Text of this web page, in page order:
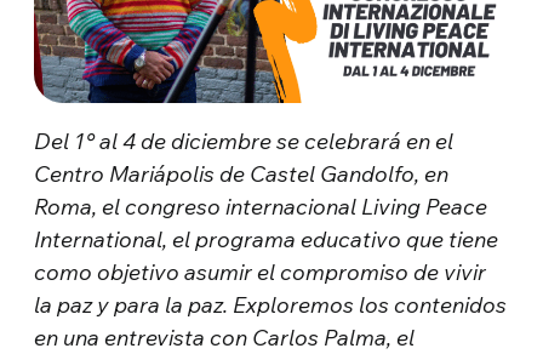
Del 1° al 4 de diciembre se celebrará en el
Centro Mariápolis de Castel Gandolfo, en
Roma, el congreso internacional Living Peace
International, el programa educativo que tiene
como objetivo asumir el compromiso de vivir
la paz y para la paz. Exploremos los contenidos
en una entrevista con Carlos Palma, el